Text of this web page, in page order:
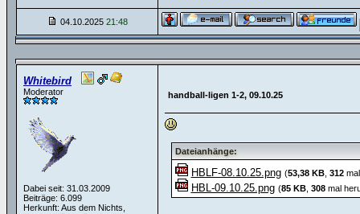
04.10.2025 21:48
Whitebird
Moderator
Dabei seit: 31.03.2009
Beiträge: 6.099
Herkunft: Aus dem Nichts,
handball-ligen 1-2, 09.10.25
Dateianhänge:
HBLF-08.10.25.png (53,38 KB, 312mal
HBL-09.10.25.png (85 KB, 308mal